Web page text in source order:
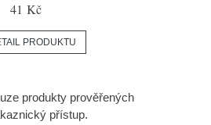
41 Kč
PRODUKTU
produkty prověřených
přístup.